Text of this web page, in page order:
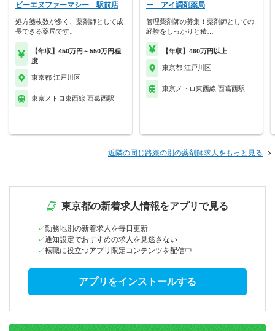
ビーエヌファーマシー 駅前店
処方箋枚数が多く、薬剤師として成
長できる薬局です。
【年収】450万円～550万円程
度
東京都 江戸川区
東京メトロ東西線 西葛西駅
ー アイ調剤薬局
管理薬剤師の募集！薬剤師としての
経験をしっかりと積…
【年収】460万円以上
東京都 江戸川区
東京メトロ東西線 西葛西駅
近隣の同じ路線の別の薬剤師求人をもっと見る
東京都の新着求人情報をアプリで見る
勤務地別の新着求人を毎日更新
通知設定でおすすめの求人を見逃さない
転職に役立つアプリ限定コンテンツを配信中
アプリをインストールする